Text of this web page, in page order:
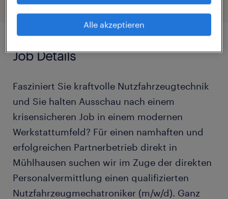
Job Details
Fasziniert Sie kraftvolle Nutzfahrzeugtechnik
und Sie halten Ausschau nach einem
krisensicheren Job in einem modernen
Werkstattumfeld? Für einen namhaften und
erfolgreichen Partnerbetrieb direkt in
Mühlhausen suchen wir im Zuge der direkten
Personalvermittlung einen qualifizierten
Nutzfahrzeugmechatroniker (m/w/d). Ganz
Alle akzeptieren